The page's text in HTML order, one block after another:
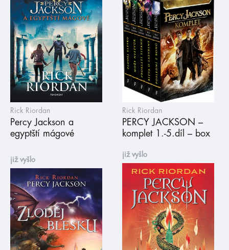
Rick Riordan
Percy Jackson a
egyptští mágové
Rick Riordan
PERCY JACKSON –
komplet 1.-5.díl – box
již vyšlo
již vyšlo